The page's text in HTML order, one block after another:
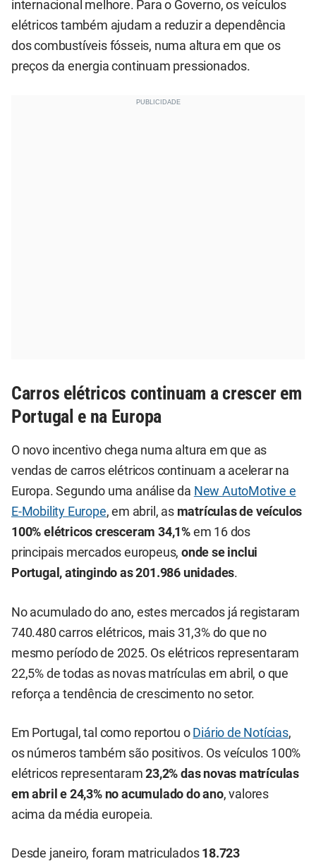
internacional melhore. Para o Governo, os veículos
elétricos também ajudam a reduzir a dependência
dos combustíveis fósseis, numa altura em que os
preços da energia continuam pressionados.
Carros elétricos continuam a crescer em
Portugal e na Europa
O novo incentivo chega numa altura em que as
vendas de carros elétricos continuam a acelerar na
Europa. Segundo uma análise da New AutoMotive e
E-Mobility Europe, em abril, as matrículas de veículos
100% elétricos cresceram 34,1% em 16 dos
principais mercados europeus,onde se inclui
Portugal, atingindo as 201.986 unidades.
No acumulado do ano, estes mercados já registaram
740.480 carros elétricos, mais 31,3% do que no
mesmo período de 2025. Os elétricos representaram
22,5% de todas as novas matrículas em abril, o que
reforça a tendência de crescimento no setor.
Em Portugal, tal como reportou o Diário de Notícias,
os números também são positivos. Os veículos 100%
elétricos representaram23,2% das novas matrículas
em abril e 24,3% no acumulado do ano, valores
acima da média europeia.
Desde janeiro, foram matriculados 18.723